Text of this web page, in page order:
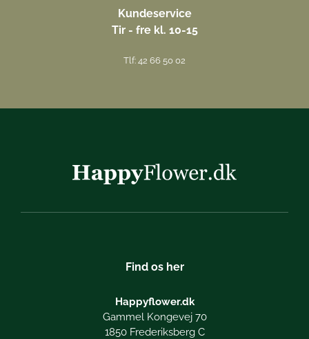
Kundeservice
Tir - fre kl. 10-15
Tlf: 42 66 50 02
Find os her
Happyflower.dk
Gammel Kongevej 70
1850 Frederiksberg C